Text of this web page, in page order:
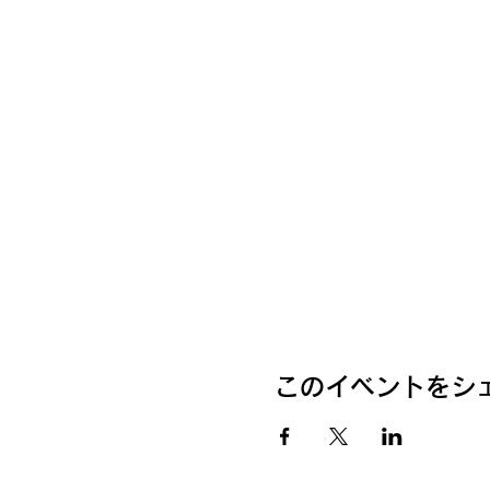
このイベントをシ